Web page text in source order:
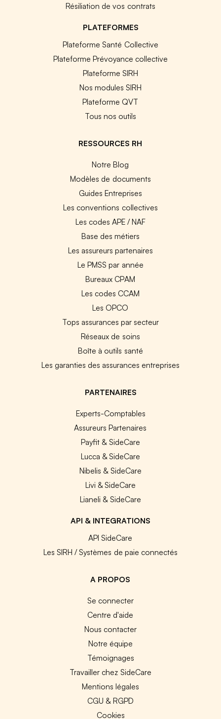
Résiliation de vos contrats
PLATEFORMES
Plateforme Santé Collective
Plateforme Prévoyance collective
Plateforme SIRH
Nos modules SIRH
Plateforme QVT
Tous nos outils
RESSOURCES RH
Notre Blog
Modèles de documents
Guides Entreprises
Les conventions collectives
Les codes APE / NAF
Base des métiers
Les assureurs partenaires
Le PMSS par année
Bureaux CPAM
Les codes CCAM
Les OPCO
Tops assurances par secteur
Réseaux de soins
Boîte à outils santé
Les garanties des assurances entreprises
PARTENAIRES
Experts-Comptables
Assureurs Partenaires
Payfit & SideCare
Lucca & SideCare
Nibelis & SideCare
Livi & SideCare
Lianeli & SideCare
API & INTEGRATIONS
API SideCare
Les SIRH / Systèmes de paie connectés
A PROPOS
Se connecter
Centre d'aide
Nous contacter
Notre équipe
Témoignages
Travailler chez SideCare
Mentions légales
CGU & RGPD
Cookies